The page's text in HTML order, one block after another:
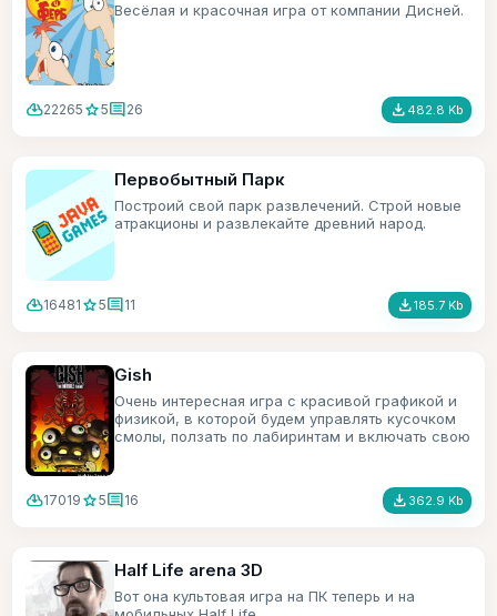
Весёлая и красочная игра от компании Дисней.
cloud_download22265 star5comment26 file_download 482.8 Kb
Первобытный Парк
Построий свой парк развлечений. Строй новые
атракционы и развлекайте древний народ.
cloud_download16481 star5comment11 file_download185.7 Kb
Gish
Очень интересная игра с красивой графикой и
физикой, в которой будем управлять кусочком
смолы, ползать по лабиринтам и включать свою
cloud_download17019 star5comment16 file_download 362.9 Kb
Half Life arena 3D
Вот она культовая игра на ПК теперь и на